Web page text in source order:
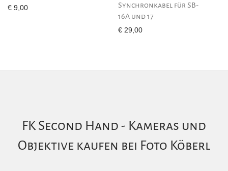
€ 9,00
Synchronkabel für SB-
16A und 17
€ 29,00
FK Second Hand - Kameras und
Objektive kaufen bei Foto Köberl